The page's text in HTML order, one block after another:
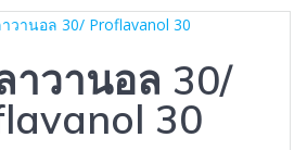
าวานอล 30/
30